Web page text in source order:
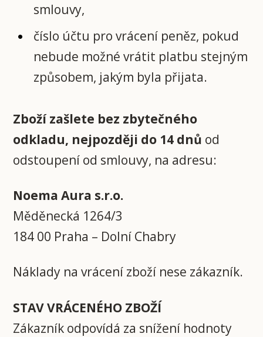
smlouvy,
číslo účtu pro vrácení peněz, pokud
nebude možné vrátit platbu stejným
způsobem, jakým byla přijata.
Zboží zašlete bez zbytečného
odkladu, nejpozději do 14 dnů od
odstoupení od smlouvy, na adresu:
Noema Aura s.r.o.
Měděnecká 1264/3
184 00 Praha – Dolní Chabry
Náklady na vrácení zboží nese zákazník.
STAV VRÁCENÉHO ZBOŽÍ
Zákazník odpovídá za snížení hodnoty